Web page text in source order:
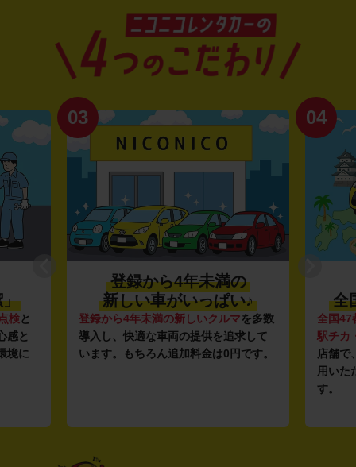
」
検と
感と
境に
03
登録から4年未満の
新しい車がいっぱい♪
登録から4年未満の新しいクルマを多数
導入し、快適な車両の提供を追求して
います。もちろん追加料金は0円です。
04
全
全国47
駅チカ
店舗で
用いた
す。